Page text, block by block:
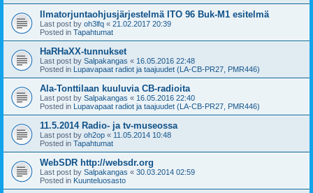
Ilmatorjuntaohjusjärjestelmä ITO 96 Buk-M1 esitelmä
Last post by oh3lfq « 21.02.2017 20:39
Posted in Tapahtumat
HaRHaXX-tunnukset
Last post by Salpakangas « 16.05.2016 22:48
Posted in Lupavapaat radiot ja taajuudet (LA-CB-PR27, PMR446)
Ala-Tonttilaan kuuluvia CB-radioita
Last post by Salpakangas « 16.05.2016 22:40
Posted in Lupavapaat radiot ja taajuudet (LA-CB-PR27, PMR446)
11.5.2014 Radio- ja tv-museossa
Last post by oh2op « 11.05.2014 10:48
Posted in Tapahtumat
WebSDR http://websdr.org
Last post by Salpakangas « 30.03.2014 02:59
Posted in Kuunteluosasto